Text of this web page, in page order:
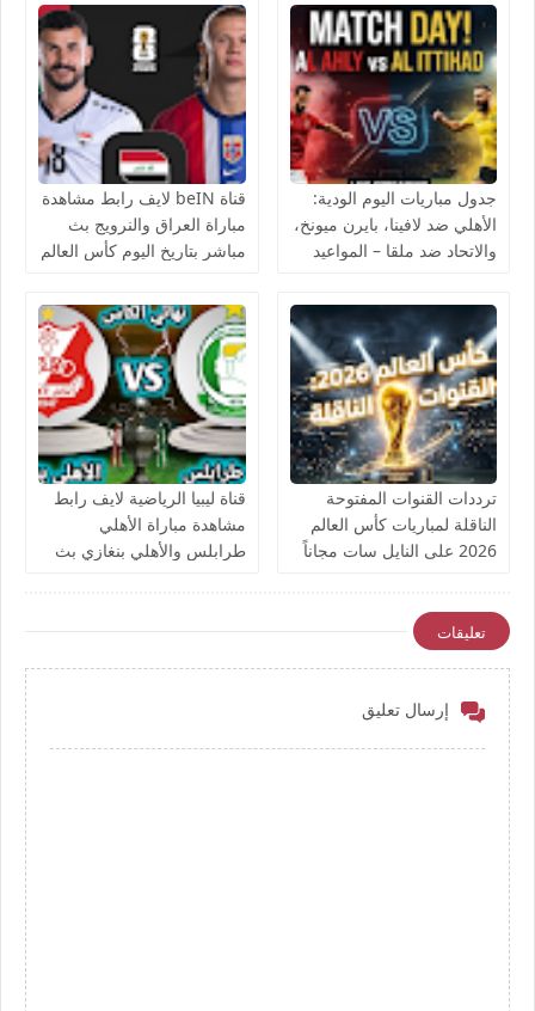
جدول مباريات اليوم الودية:
الأهلي ضد لافينا، بايرن ميونخ،
والاتحاد ضد ملقا – المواعيد
قناة beIN لايف رابط مشاهدة
مباراة العراق والنرويج بث
مباشر بتاريخ اليوم كأس العالم
ترددات القنوات المفتوحة
الناقلة لمباريات كأس العالم
2026 على النايل سات مجاناً
قناة ليبيا الرياضية لايف رابط
مشاهدة مباراة الأهلي
طرابلس والأهلي بنغازي بث
تعليقات
إرسال تعليق